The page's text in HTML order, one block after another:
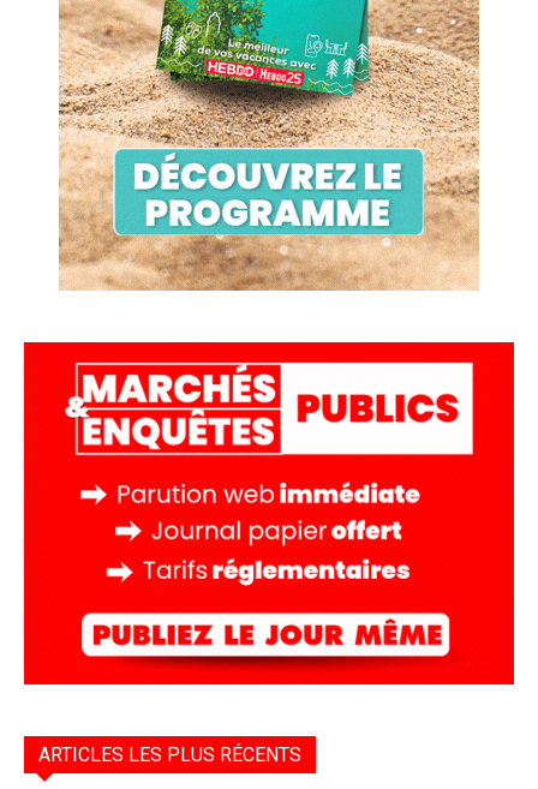
ARTICLES LES PLUS RÉCENTS